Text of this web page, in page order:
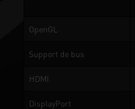
OpenGL
Support de bus
HDMI
DisplayPort